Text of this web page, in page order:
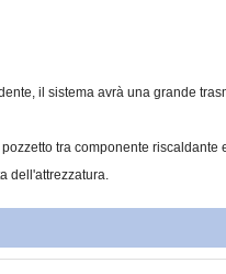
il sistema avrà una grande
tra componente riscaldante
dell'attrezzatura.